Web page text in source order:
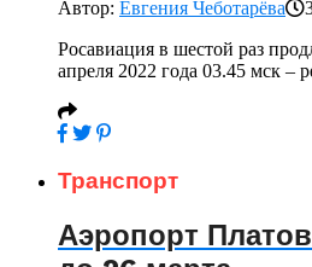
Автор: Евгения Чеботарёва
Росавиация в шестой раз
апреля 2022 года 03.45 мск –
Транспорт
Аэропорт